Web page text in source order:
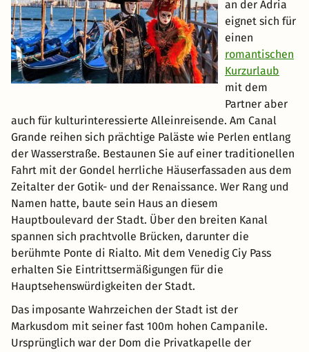
an der Adria
eignet sich für
einen
romantischen
Kurzurlaub
mit dem
Partner aber
auch für kulturinteressierte Alleinreisende. Am Canal
Grande reihen sich prächtige Paläste wie Perlen entlang
der Wasserstraße. Bestaunen Sie auf einer traditionellen
Fahrt mit der Gondel herrliche Häuserfassaden aus dem
Zeitalter der Gotik- und der Renaissance. Wer Rang und
Namen hatte, baute sein Haus an diesem
Hauptboulevard der Stadt. Über den breiten Kanal
spannen sich prachtvolle Brücken, darunter die
berühmte Ponte di Rialto. Mit dem Venedig Ciy Pass
erhalten Sie Eintrittsermäßigungen für die
Hauptsehenswürdigkeiten der Stadt.
Das imposante Wahrzeichen der Stadt ist der
Markusdom mit seiner fast 100m hohen Campanile.
Ursprünglich war der Dom die Privatkapelle der